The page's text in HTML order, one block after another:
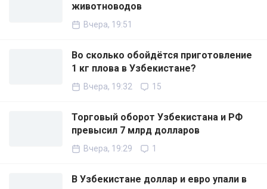
животноводов
Вчера, 19:51
Во сколько обойдётся приготовление
1 кг плова в Узбекистане?
Вчера, 19:32 15
Торговый оборот Узбекистана и РФ
превысил 7 млрд долларов
Вчера, 19:29 1
В Узбекистане доллар и евро упали в